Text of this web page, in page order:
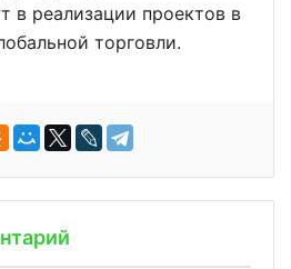
в реализации проектов в
торговли.